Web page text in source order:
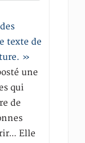
texte de
»
une
qui
de
Elle